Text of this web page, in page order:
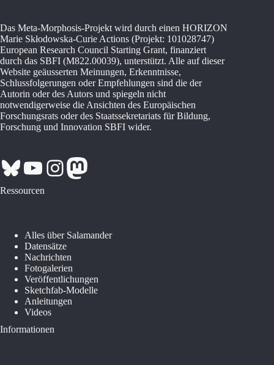
Das Meta-Morphosis-Projekt wird durch einen HORIZON
Marie Skłodowska-Curie Actions (Projekt: 101028747)
European Research Council Starting Grant, finanziert
durch das SBFI (M822.00039), unterstützt. Alle auf dieser
Website geäusserten Meinungen, Erkenntnisse,
Schlussfolgerungen oder Empfehlungen sind die der
Autorin oder des Autors und spiegeln nicht
notwendigerweise die Ansichten des Europäischen
Forschungsrats oder des Staatssekretariats für Bildung,
Forschung und Innovation SBFI wider.
Bluesky
YouTube
Instagram
Mastodon
Ressourcen
Alles über Salamander
Datensätze
Nachrichten
Fotogalerien
Veröffentlichungen
Sketchfab-Modelle
Anleitungen
Videos
Informationen